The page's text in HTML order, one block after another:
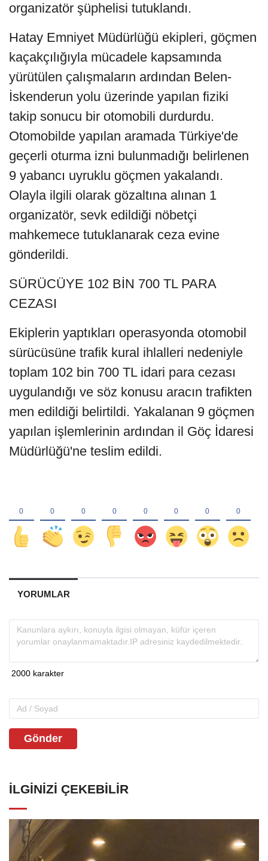
organizatör şüphelisi tutuklandı.
Hatay Emniyet Müdürlüğü ekipleri, göçmen
kaçakçılığıyla mücadele kapsamında
yürütülen çalışmaların ardından Belen-
İskenderun yolu üzerinde yapılan fiziki
takip sonucu bir otomobili durdurdu.
Otomobilde yapılan aramada Türkiye'de
geçerli oturma izni bulunmadığı belirlenen
9 yabancı uyruklu göçmen yakalandı.
Olayla ilgili olarak gözaltına alınan 1
organizatör, sevk edildiği nöbetçi
mahkemece tutuklanarak ceza evine
gönderildi.
SÜRÜCÜYE 102 BİN 700 TL PARA
CEZASI
Ekiplerin yaptıkları operasyonda otomobil
sürücüsüne trafik kural ihlalleri nedeniyle
toplam 102 bin 700 TL idari para cezası
uygulandığı ve söz konusu aracın trafikten
men edildiği belirtildi. Yakalanan 9 göçmen
yapılan işlemlerinin ardından il Göç İdaresi
Müdürlüğü'ne teslim edildi.
YORUMLAR
Gönder
İLGINIZI ÇEKEBILIR